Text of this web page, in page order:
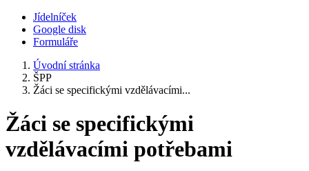
Jídelníček
Google disk
Formuláře
Úvodní stránka
ŠPP
Žáci se specifickými vzdělávacími...
Žáci se specifickými
vzdělávacími potřebami